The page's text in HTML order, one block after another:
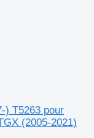
) T5263 pour
(2005-2021)